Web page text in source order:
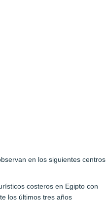
en los siguientes centros
costeros en Egipto con
los últimos tres años